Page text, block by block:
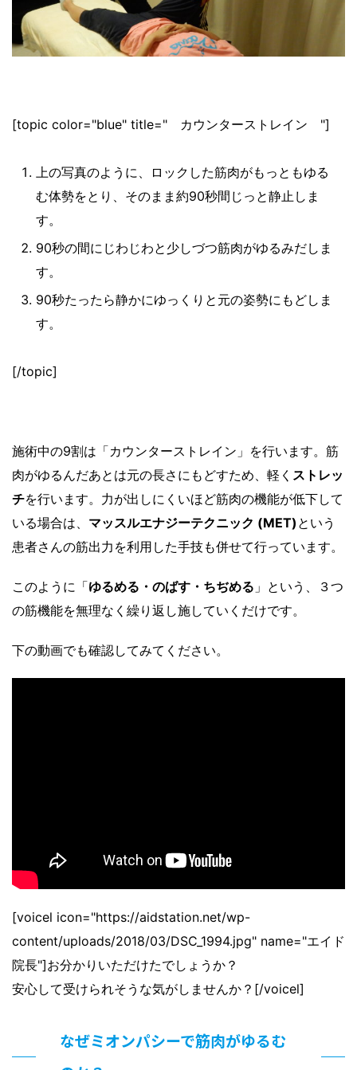
[topic color="blue" title=" カウンターストレイン "]
上の写真のように、ロックした筋肉がもっともゆる
む体勢をとり、そのまま約90秒間じっと静止しま
す。
90秒の間にじわじわと少しづつ筋肉がゆるみだしま
す。
90秒たったら静かにゆっくりと元の姿勢にもどしま
す。
[/topic]
施術中の9割は「カウンターストレイン」を行います。筋
肉がゆるんだあとは元の長さにもどすため、軽く ストレッ
チを行います。力が出しにくいほど筋肉の機能が低下して
いる場合は、 マッスルエナジーテクニック (MET) という
患者さんの筋出力を利用した手技も併せて行っています。
このように「ゆるめる・のばす・ちぢめる 」という、３つ
の筋機能を無理なく繰り返し施していくだけです。
下の動画でも確認してみてください。
[voicel icon="https://aidstation.net/wp-
content/uploads/2018/03/DSC_1994.jpg" name="エイド
院長"]お分かりいただけたでしょうか？
安心して受けられそうな気がしませんか？[/voicel]
なぜミオンパシーで筋肉がゆるむ